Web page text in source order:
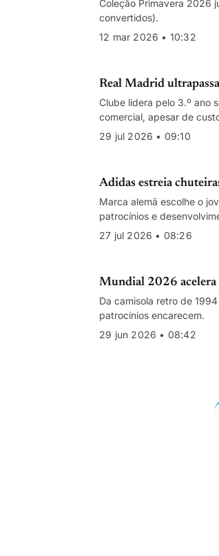
Coleção Primavera 2026
convertidos).
12 mar 2026 • 10:32
Real Madrid
Clube lidera pelo 3.º ano
comercial, apesar de
29 jul 2026 • 09:10
Adidas estreia
Marca alemã escolhe o
patrocínios e
27 jul 2026 • 08:26
Mundial 2026 acelera
Da camisola retro de
patrocínios encarecem.
29 jun 2026 • 08:42